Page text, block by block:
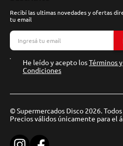
Recibí las ultimas novedades y ofertas
tu email
He leído y acepto losTérminos y
Condiciones
© Supermercados Disco 2026.
Precios válidos únicamente para el